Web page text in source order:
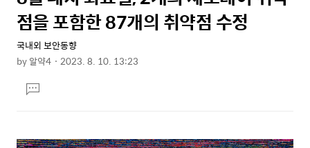
세
컨
텐
문
제
목
점을 포함한 87개의 취약점 수정
국내외 보안동향
by알약4 2023. 8. 10. 13:23
문댓
글